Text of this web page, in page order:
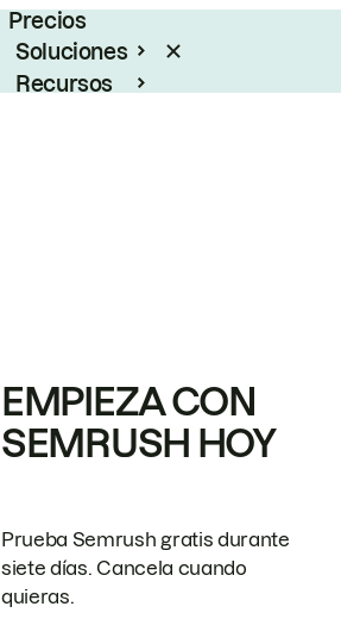
Precios
Soluciones
Recursos
EMPIEZA CON
SEMRUSH HOY
Prueba Semrush gratis durante
siete días. Cancela cuando
quieras.